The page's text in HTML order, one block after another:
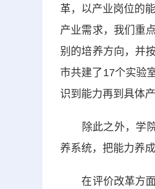
革，以产业岗位的
产业需求，我们重
别的培养方向，并
市共建了17个实验
识到能力再到具体
除此之外，学院
养系统，把能力养
在评价改革方面